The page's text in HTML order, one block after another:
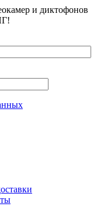
и диктофонов